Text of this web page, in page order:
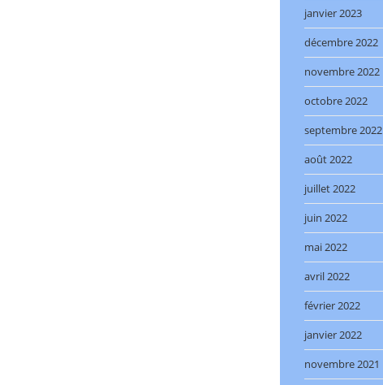
janvier 2023
décembre 2022
novembre 2022
octobre 2022
septembre 2022
août 2022
juillet 2022
juin 2022
mai 2022
avril 2022
février 2022
janvier 2022
novembre 2021